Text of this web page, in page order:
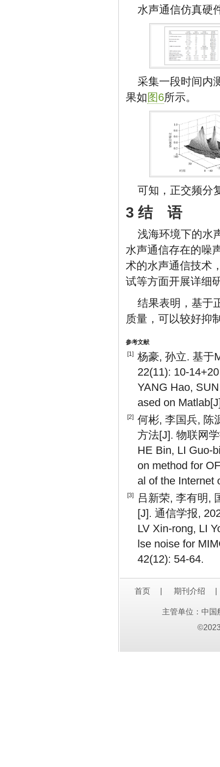
水声通信仿真硬
采集一段时间内
果如 图6所示。
可知，正交频分
3 结 语
浅海环境下的水
水声通信存在的噪
术的水声通信技术
试等方面开展详细
结果表明，基于
质量，可以较好抑
参考文献
[1]
杨豪, 孙立. 基于
22(11): 10-
YANG Hao,
ased on
[2]
何彬, 李国兵, 陈
方法[J]. 物联网
HE Bin, LI Guo-
on method for
al of the Internet
[3]
吕新荣, 李有明,
[J]. 通信学报,
LV Xin-rong, LI
lse noise for
42(12): 54-64.